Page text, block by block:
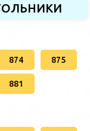
874 875
881